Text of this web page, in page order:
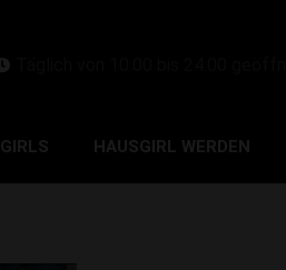
GIRLS HAUSGIRL WERDEN